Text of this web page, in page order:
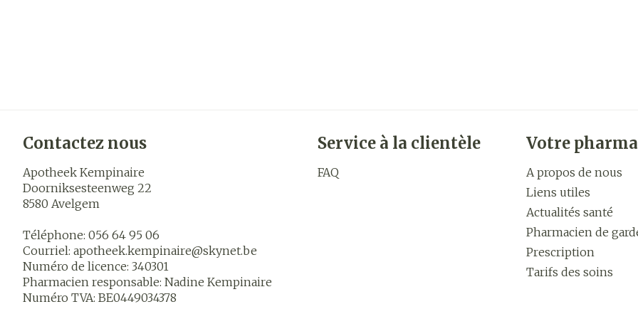
Contactez nous
Apotheek Kempinaire
Doorniksesteenweg 22
8580 Avelgem
Téléphone: 056 64 95 06
Courriel: apotheek.kempinaire@skynet.be
Numéro de licence: 340301
Pharmacien responsable: Nadine Kempinaire
Numéro TVA: BE0449034378
Service à la clientèle
FAQ
Votre
A propos de nous
Liens utiles
Actualités santé
Pharmacien de
Prescription
Tarifs des soins